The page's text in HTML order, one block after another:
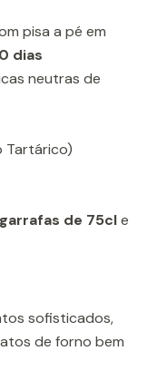
pisa a pé em
dias
neutras de
Tartárico)
de 75cle
sofisticados,
de forno bem